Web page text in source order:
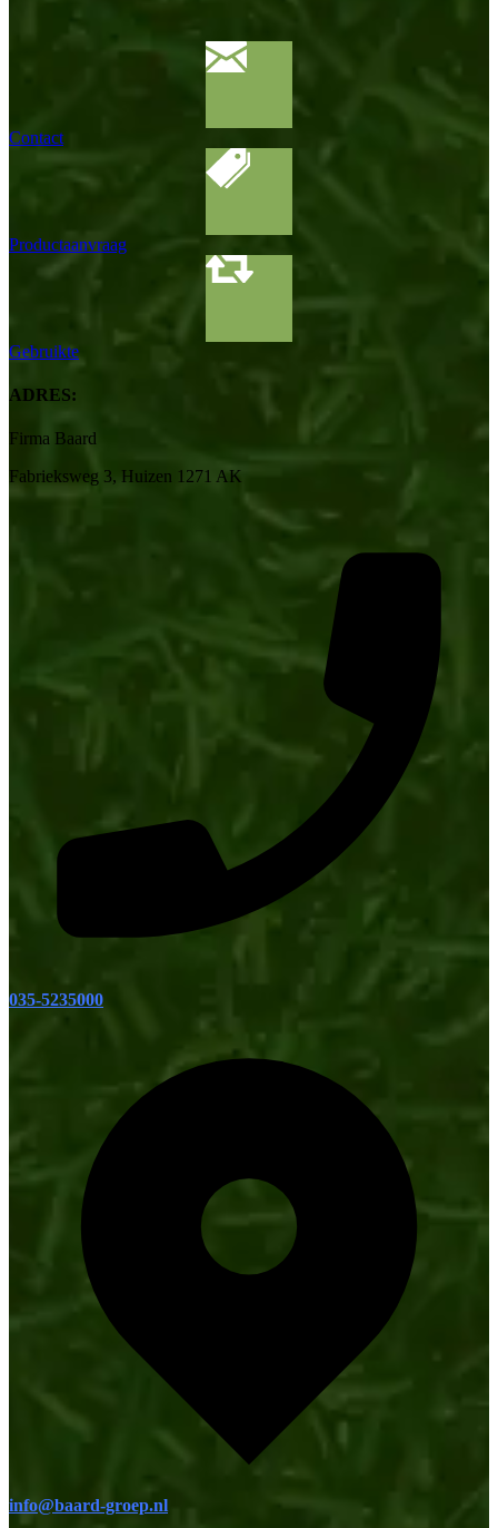
Contact
Productaanvraag
Gebruikte
ADRES:
Firma Baard
Fabrieksweg 3, Huizen 1271 AK
035-5235000
info@baard-groep.nl